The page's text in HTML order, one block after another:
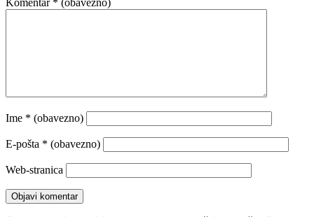
Ime * (obavezno)
E-pošta * (obavezno)
Web-stranica